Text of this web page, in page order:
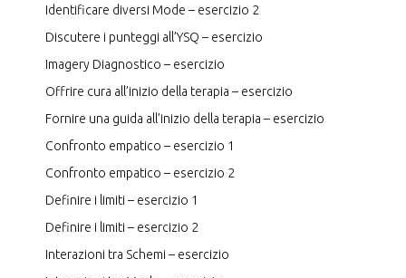
Identificare diversi Mode – esercizio 2
Discutere i punteggi all’YSQ – esercizio
Imagery Diagnostico – esercizio
Offrire cura all’inizio della terapia – esercizio
Fornire una guida all’inizio della terapia – esercizio
Confronto empatico – esercizio 1
Confronto empatico – esercizio 2
Definire i limiti – esercizio 1
Definire i limiti – esercizio 2
Interazioni tra Schemi – esercizio